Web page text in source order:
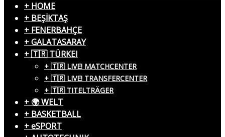
+ HOME
+ BEŞİKTAŞ
+ FENERBAHÇE
+ GALATASARAY
+ 🇹🇷 TÜRKEI
+ 🇹🇷 LIVE! MATCHCENTER
+ 🇹🇷 LIVE! TRANSFERCENTER
+ 🇹🇷 TITELTRÄGER
+ 🌍 WELT
+ BASKETBALL
+ eSPORT